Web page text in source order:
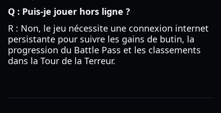
Q : Puis-je jouer hors ligne ?
R : Non, le jeu nécessite une connexion internet
persistante pour suivre les gains de butin, la
progression du Battle Pass et les classements
dans la Tour de la Terreur.